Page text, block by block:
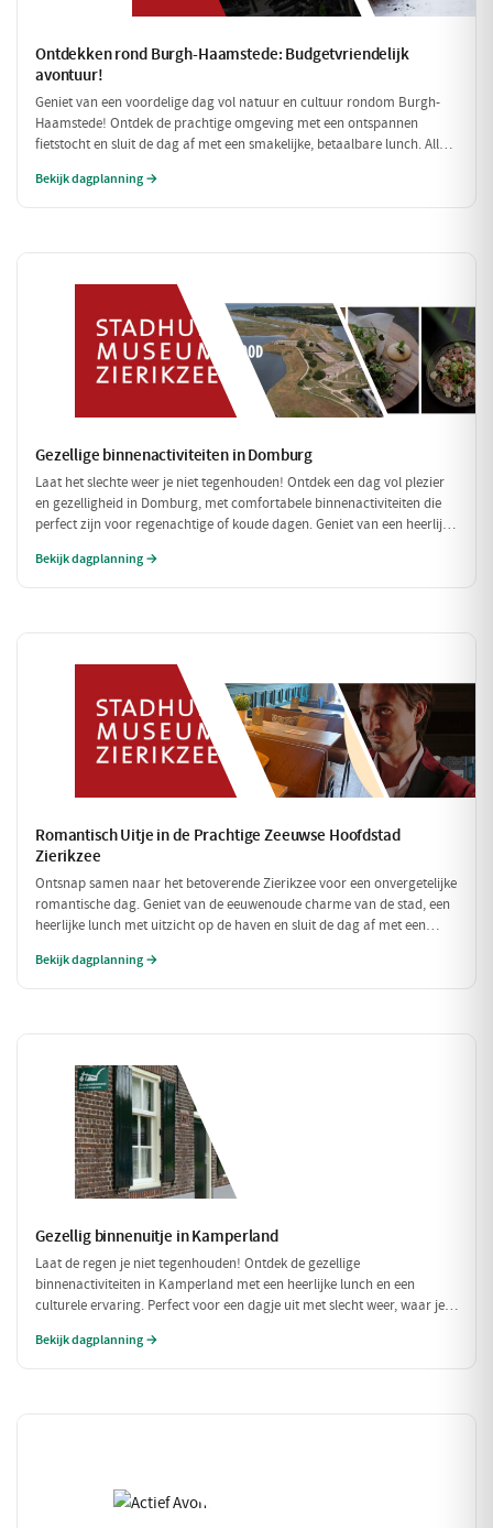
Ontdekken rond Burgh-Haamstede: Budgetvriendelijk
avontuur!
Geniet van een voordelige dag vol natuur en cultuur rondom Burgh-
Haamstede! Ontdek de prachtige omgeving met een ontspannen
fietstocht en sluit de dag af met een smakelijke, betaalbare lunch. Alle
de portemonnee te veel te belasten!
Bekijk dagplanning →
Gezellige binnenactiviteiten in Domburg
Laat het slechte weer je niet tegenhouden! Ontdek een dag vol plezier
en gezelligheid in Domburg, met comfortabele binnenactiviteiten die
perfect zijn voor regenachtige of koude dagen. Geniet van een heerlijke
Bekijk dagplanning →
Romantisch Uitje in de Prachtige Zeeuwse Hoofdstad
Zierikzee
Ontsnap samen naar het betoverende Zierikzee voor een onvergetelijke
romantische dag. Geniet van de eeuwenoude charme van de stad, een
heerlijke lunch met uitzicht op de haven en sluit de dag af met een
straatjes en prachtige uitzichten!
Bekijk dagplanning →
Gezellig binnenuitje in Kamperland
Laat de regen je niet tegenhouden! Ontdek de gezellige
binnenactiviteiten in Kamperland met een heerlijke lunch en een
culturele ervaring. Perfect voor een dagje uit met slecht weer, waar je
Bekijk dagplanning →